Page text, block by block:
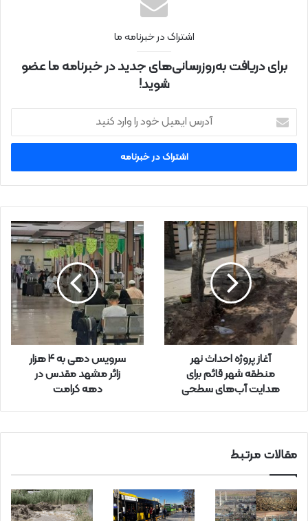
اشتراک در خبرنامه ما
برای دریافت به‌روزرسانی‌های جدید در خبرنامه ما عضو
شوید!
ر
ا
ی
ل
خ
و
د
ر
ا
و
ا
ر
آغاز پروژه احداث نهر
منطقه شهر قائم برای
هدایت آب‌های سطحی
سرویس دهی به ۴ هزار
زائر مشهد مقدس در
دهه کرامت
مقالات مرتبط